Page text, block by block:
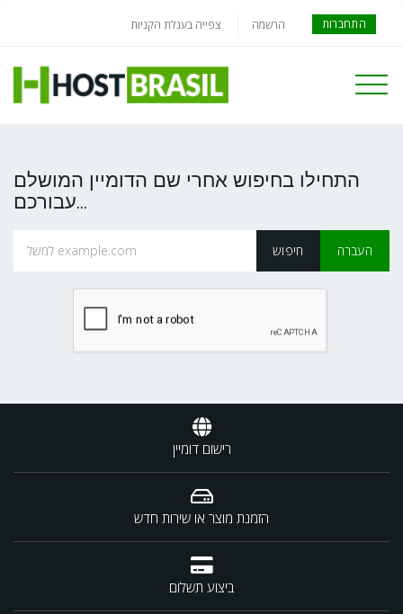
צפייה בעגלת הקניות הרשמה התחברות
Toggle
התחילו בחיפוש אחרי שם הדומיין המושלם
עבורכם...
רישום דומיין
הזמנת מוצר או שירות חדש
ביצוע תשלום